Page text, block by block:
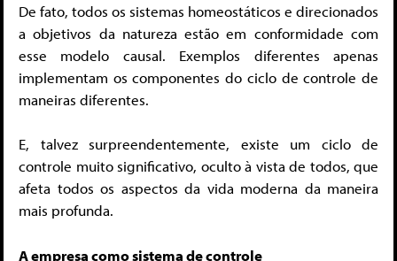
De fato, todos os sistemas homeostáticos e direcionados
a objetivos da natureza estão em conformidade com
esse modelo causal. Exemplos diferentes apenas
implementam os componentes do ciclo de controle de
maneiras diferentes.
E, talvez surpreendentemente, existe um ciclo de
controle muito significativo, oculto à vista de todos, que
afeta todos os aspectos da vida moderna da maneira
mais profunda.
A empresa como sistema de controle